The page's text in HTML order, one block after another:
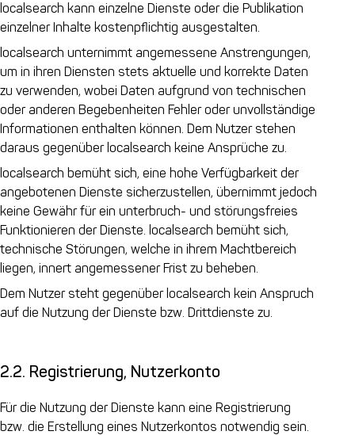
localsearch kann einzelne Dienste oder die Publikation
einzelner Inhalte kostenpflichtig ausgestalten.
localsearch unternimmt angemessene Anstrengungen,
um in ihren Diensten stets aktuelle und korrekte Daten
zu verwenden, wobei Daten aufgrund von technischen
oder anderen Begebenheiten Fehler oder unvollständige
Informationen enthalten können. Dem Nutzer stehen
daraus gegenüber localsearch keine Ansprüche zu.
localsearch bemüht sich, eine hohe Verfügbarkeit der
angebotenen Dienste sicherzustellen, übernimmt jedoch
keine Gewähr für ein unterbruch- und störungsfreies
Funktionieren der Dienste. localsearch bemüht sich,
technische Störungen, welche in ihrem Machtbereich
liegen, innert angemessener Frist zu beheben.
Dem Nutzer steht gegenüber localsearch kein Anspruch
auf die Nutzung der Dienste bzw. Drittdienste zu.
2.2. Registrierung, Nutzerkonto
Für die Nutzung der Dienste kann eine Registrierung
bzw. die Erstellung eines Nutzerkontos notwendig sein.